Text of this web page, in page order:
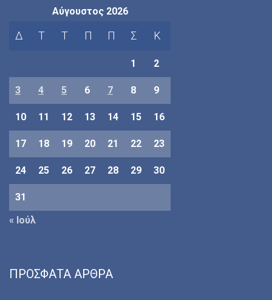
Αύγουστος 2026
Δ Τ Τ Π Π Σ Κ
1 2
3 4 5 6 7 8 9
10 11 12 13 14 15 16
17 18 19 20 21 22 23
24 25 26 27 28 29 30
31
« Ιούλ
ΠΡΌΣΦΑΤΑ ΆΡΘΡΑ